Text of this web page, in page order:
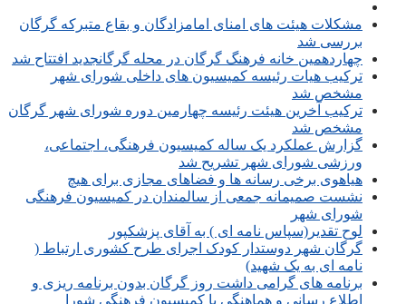
مشکلات هیئت های امنای امامزادگان و بقاع متبرکه گرگان
بررسی شد
چهاردهمین خانه فرهنگ گرگان در محله گرگانجدید افتتاح شد
ترکیب هیات رئیسه کمیسیون های داخلی شورای شهر
مشخص شد
ترکیب آخرین هیئت رئیسه چهارمین دوره شورای شهر گرگان
مشخص شد
گزارش عملکرد یک ساله کمیسیون فرهنگی، اجتماعی،
ورزشی شورای شهر تشریح شد
هیاهوی برخی رسانه ها و فضاهای مجازی برای هیچ
نشست صمیمانه جمعی از سالمندان در کمیسیون فرهنگی
شورای شهر
لوح تقدیر(سپاس نامه ای ) به آقای پزشکپور
گرگان شهر دوستدار کودک اجرای طرح کشوری ارتباط (
نامه ای به یک شهید)
برنامه های گرامی داشت روز گرگان بدون برنامه ریزی و
اطلاع رسانی و هماهنگی با کمیسیون فرهنگی شورا